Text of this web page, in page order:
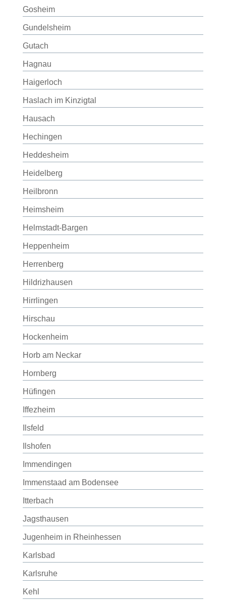
Gosheim
Gundelsheim
Gutach
Hagnau
Haigerloch
Haslach im Kinzigtal
Hausach
Hechingen
Heddesheim
Heidelberg
Heilbronn
Heimsheim
Helmstadt-Bargen
Heppenheim
Herrenberg
Hildrizhausen
Hirrlingen
Hirschau
Hockenheim
Horb am Neckar
Hornberg
Hüfingen
Iffezheim
Ilsfeld
Ilshofen
Immendingen
Immenstaad am Bodensee
Itterbach
Jagsthausen
Jugenheim in Rheinhessen
Karlsbad
Karlsruhe
Kehl